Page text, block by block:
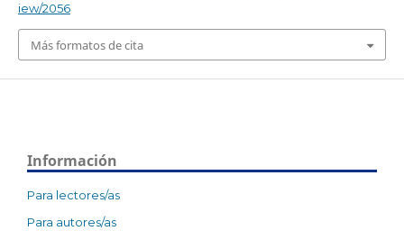
iew/2056
Más formatos de cita
Información
Para lectores/as
Para autores/as